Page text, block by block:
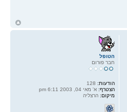
הטופל
חבר פורום
הודעות:
הצטרף: א' מאי 04, 2003 6:11 pm
מיקום: הרצליה